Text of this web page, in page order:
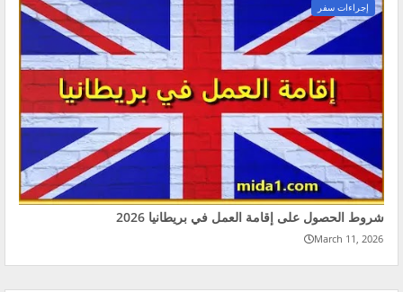
إجراءات سفر
شروط الحصول على إقامة العمل في بريطانيا 2026
March 11, 2026